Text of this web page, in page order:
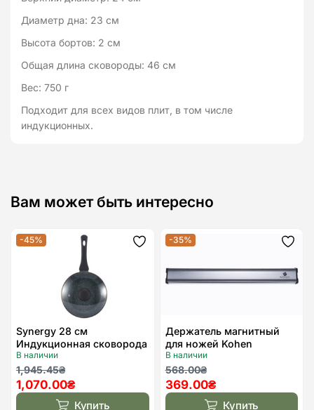
Диаметр дна: 23 см
Высота бортов: 2 см
Общая длина сковороды: 46 см
Вес: 750 г
Подходит для всех видов плит, в том числе
индукционных.
Вам может быть интересно
-45% Додати
списку
бажань
Synergy 28 см
Индукционная сковорода
с крышкой Kohen
В наличии
1,945.45₴
Первоначальная
цена
составляла
1,070.00₴
Текущая
цена:
1,070.00₴.Купить
-35%
Держатель магнитный
для ножей Kohen
36,5×4,5 см
В наличии
568.00₴
Первоначальная
цена
составляла
369.00₴
Текущая
цена:
369.00₴.Купить